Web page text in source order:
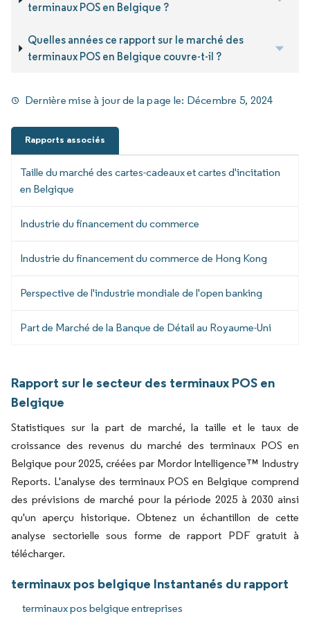
terminaux POS en Belgique ?
Quelles années ce rapport sur le marché des
terminaux POS en Belgique couvre-t-il ?
Dernière mise à jour de la page le: Décembre 5, 2024
Rapports associés
Taille du marché des cartes-cadeaux et cartes d'incitation
en Belgique
Industrie du financement du commerce
Industrie du financement du commerce de Hong Kong
Perspective de l'industrie mondiale de l'open banking
Part de Marché de la Banque de Détail au Royaume-Uni
Rapport sur le secteur des terminaux POS en
Belgique
Statistiques sur la part de marché, la taille et le taux de
croissance des revenus du marché des terminaux POS en
Belgique pour 2025, créées par Mordor Intelligence™ Industry
Reports. L'analyse des terminaux POS en Belgique comprend
des prévisions de marché pour la période 2025 à 2030 ainsi
qu'un aperçu historique. Obtenez un échantillon de cette
analyse sectorielle sous forme de rapport PDF gratuit à
télécharger.
terminaux pos belgique Instantanés du rapport
terminaux pos belgique entreprises